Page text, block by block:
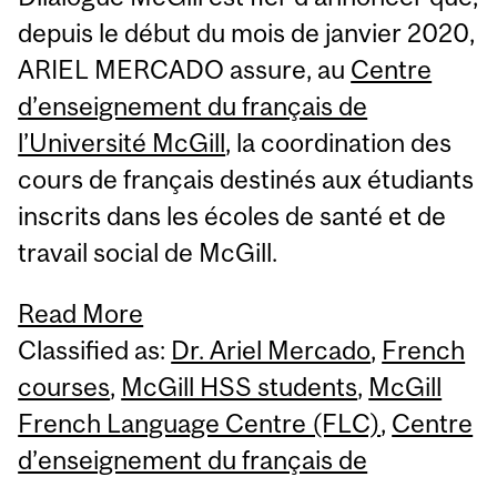
depuis le début du mois de janvier 2020,
ARIEL MERCADO assure, au Centre
d’enseignement du français de
l’Université McGill, la coordination des
cours de français destinés aux étudiants
inscrits dans les écoles de santé et de
travail social de McGill.
Read More
Classified as: Dr. Ariel Mercado, French
courses, McGill HSS students, McGill
French Language Centre (FLC), Centre
d’enseignement du français de